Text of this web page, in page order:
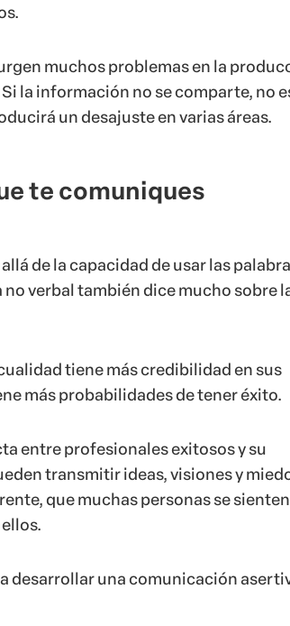
muchos problemas en la
la información no se comparte, no
un desajuste en varias áreas.
te comuniques
de la capacidad de usar las
verbal también dice mucho sobre
tiene más credibilidad en sus
más probabilidades de tener éxito.
entre profesionales exitosos y su
transmitir ideas, visiones y
que muchas personas se sienten
desarrollar una comunicación